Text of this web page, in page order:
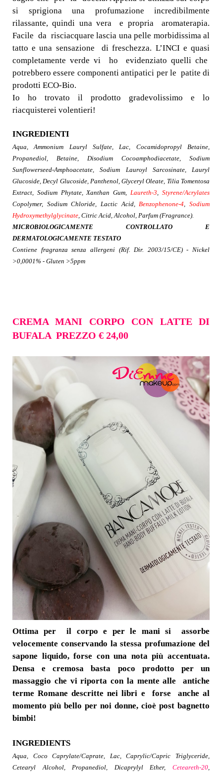
si sprigiona una profumazione incredibilmente
rilassante, quindi una vera e propria aromaterapia.
Facile da risciacquare lascia una pelle morbidissima al
tatto e una sensazione di freschezza. L’INCI e quasi
completamente verde vi ho evidenziato quelli che
potrebbero essere componenti antipatici per le patite di
prodotti ECO-Bio.
Io ho trovato il prodotto gradevolissimo e lo
riacquisterei volentieri!
INGREDIENTI
Aqua, Ammonium Lauryl Sulfate, Lac, Cocamidopropyl Betaine,
Propanediol, Betaine, Disodium Cocoamphodiacetate, Sodium
Sunflowerseed-Amphoacetate, Sodium Lauroyl Sarcosinate, Lauryl
Glucoside, Decyl Glucoside, Panthenol, Glyceryl Oleate, Tilia Tomentosa
Extract, Sodium Phytate, Xanthan Gum,Laureth-3,Styrene/Acrylates
Copolymer, Sodium Chloride, Lactic Acid,Benzophenone-4,Sodium
Hydroxymethylglycinate, Citric Acid, Alcohol, Parfum (Fragrance).
MICROBIOLOGICAMENTE CONTROLLATO E
DERMATOLOGICAMENTE TESTATO
Contiene fragranza senza allergeni (Rif. Dir. 2003/15/CE) - Nickel
>0,0001% - Gluten >5ppm
CREMA MANI CORPO CON LATTE DI
BUFALA PREZZO € 24,00
Ottima per il corpo e per le mani si assorbe
velocemente conservando la stessa profumazione del
sapone liquido, forse con una nota più accentuata.
Densa e cremosa basta poco prodotto per un
massaggio che vi riporta con la mente alle antiche
terme Romane descritte nei libri e forse anche al
momento più bello per noi donne, cioè post bagnetto
bimbi!
INGREDIENTS
Aqua, Coco Caprylate/Caprate, Lac, Caprylic/Capric Triglyceride,
Cetearyl Alcohol, Propanediol, Dicaprylyl Ether, Ceteareth-20